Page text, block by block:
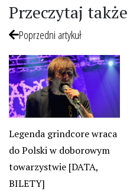
Przeczytaj także
Poprzedni artykuł
Legenda grindcore wraca
do Polski w doborowym
towarzystwie [DATA,
BILETY]